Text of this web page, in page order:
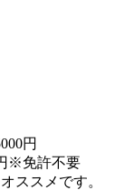
円
※免許不要
ススメです。